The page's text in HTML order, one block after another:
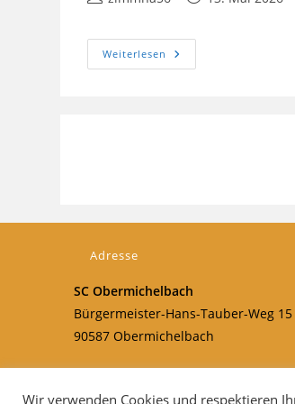
Weiterlesen Info-
Veranstaltung
Adresse
SC Obermichelbach
Bürgermeister-Hans-Tauber-Weg 15
90587 Obermichelbach
Wir verwenden Cookies und respektieren